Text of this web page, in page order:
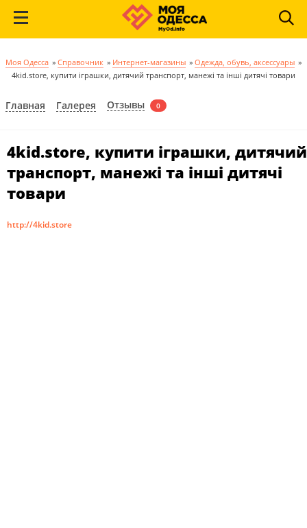
Моя Одесса » Справочник » Интернет-магазины » Одежда, обувь, аксессуары »
4kid.store, купити іграшки, дитячий транспорт, манежі та інші дитячі товари
Главная Галерея Отзывы 0
4kid.store, купити іграшки, дитячий
транспорт, манежі та інші дитячі
товари
http://4kid.store